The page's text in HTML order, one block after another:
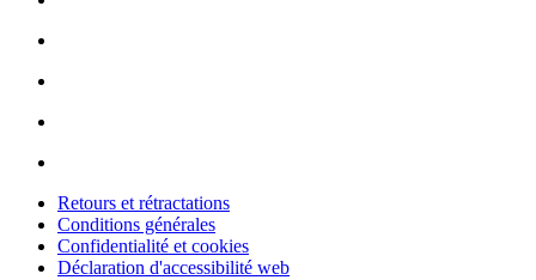
Retours et rétractations
Conditions générales
Confidentialité et cookies
Déclaration d'accessibilité web